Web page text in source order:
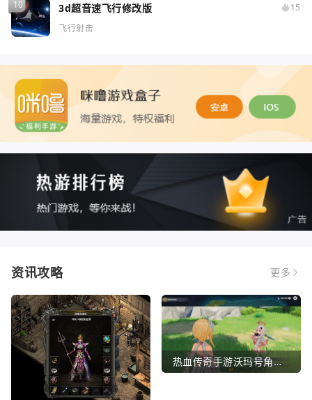
3d超音速飞行修改版
15
飞行射击
资讯攻略 更多
热血传奇手游沃玛号角（热血传奇沃玛装备隐藏属性）